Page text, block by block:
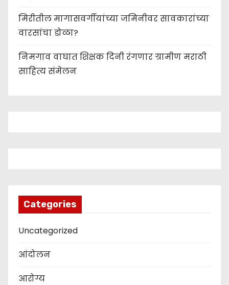
मिरीतील मागासवर्गीयांच्या जमिनीवर सावकारांच्या
वारसांचा डोळा?
निमगाव वाघात शिक्षक दिनी रंगणार ग्रामीण मराठी
साहित्य संमेलन
Categories
Uncategorized
आंदोलन
आरोग्य